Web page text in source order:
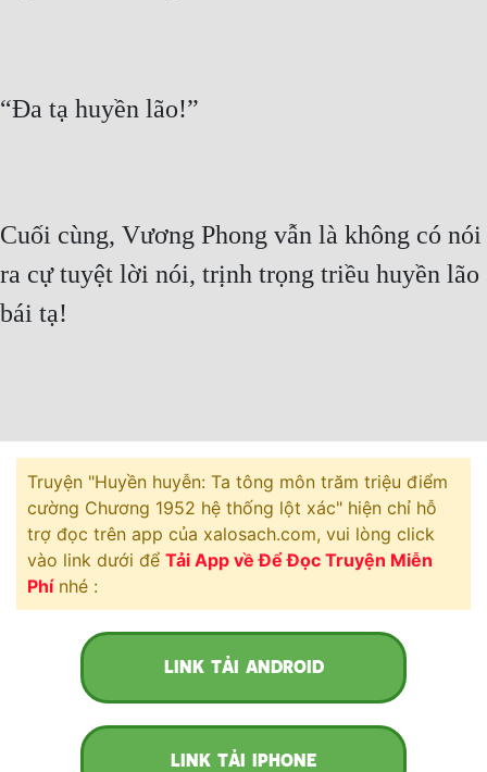
Góc Nhìn Nữ
Huyền Ảo
Hài Hước
Hệ Thống
Khoa Huyễn Không Gian
Kiếm Hiệp
Kỳ Huyễn
“Đa tạ huyền lão!”
Cuối cùng, Vương Phong vẫn là không có nói
ra cự tuyệt lời nói, trịnh trọng triều huyền lão
bái tạ!
Truyện "Huyền huyễn: Ta tông môn trăm triệu điểm
cường Chương 1952 hệ thống lột xác" hiện chỉ hỗ
trợ đọc trên app của xalosach.com, vui lòng click
vào link dưới để Tải App về Để Đọc Truyện Miễn
Phínhé :
LINK TẢI ANDROID
LINK TẢI IPHONE